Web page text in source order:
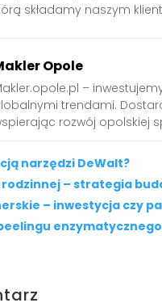
składamy naszym
Opole
–
trendami.
rozwój opolskiej
narzędzi DeWalt?
– strategia
– inwestycja czy